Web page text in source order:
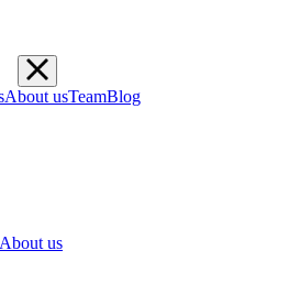
About usTeamBlog
About us